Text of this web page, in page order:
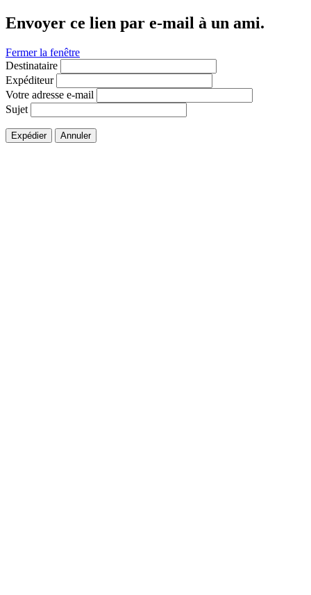
Envoyer ce lien par e-mail à un ami.
Fermer la fenêtre
Destinataire
Expéditeur
Votre adresse e-mail
Sujet
Expédier Annuler